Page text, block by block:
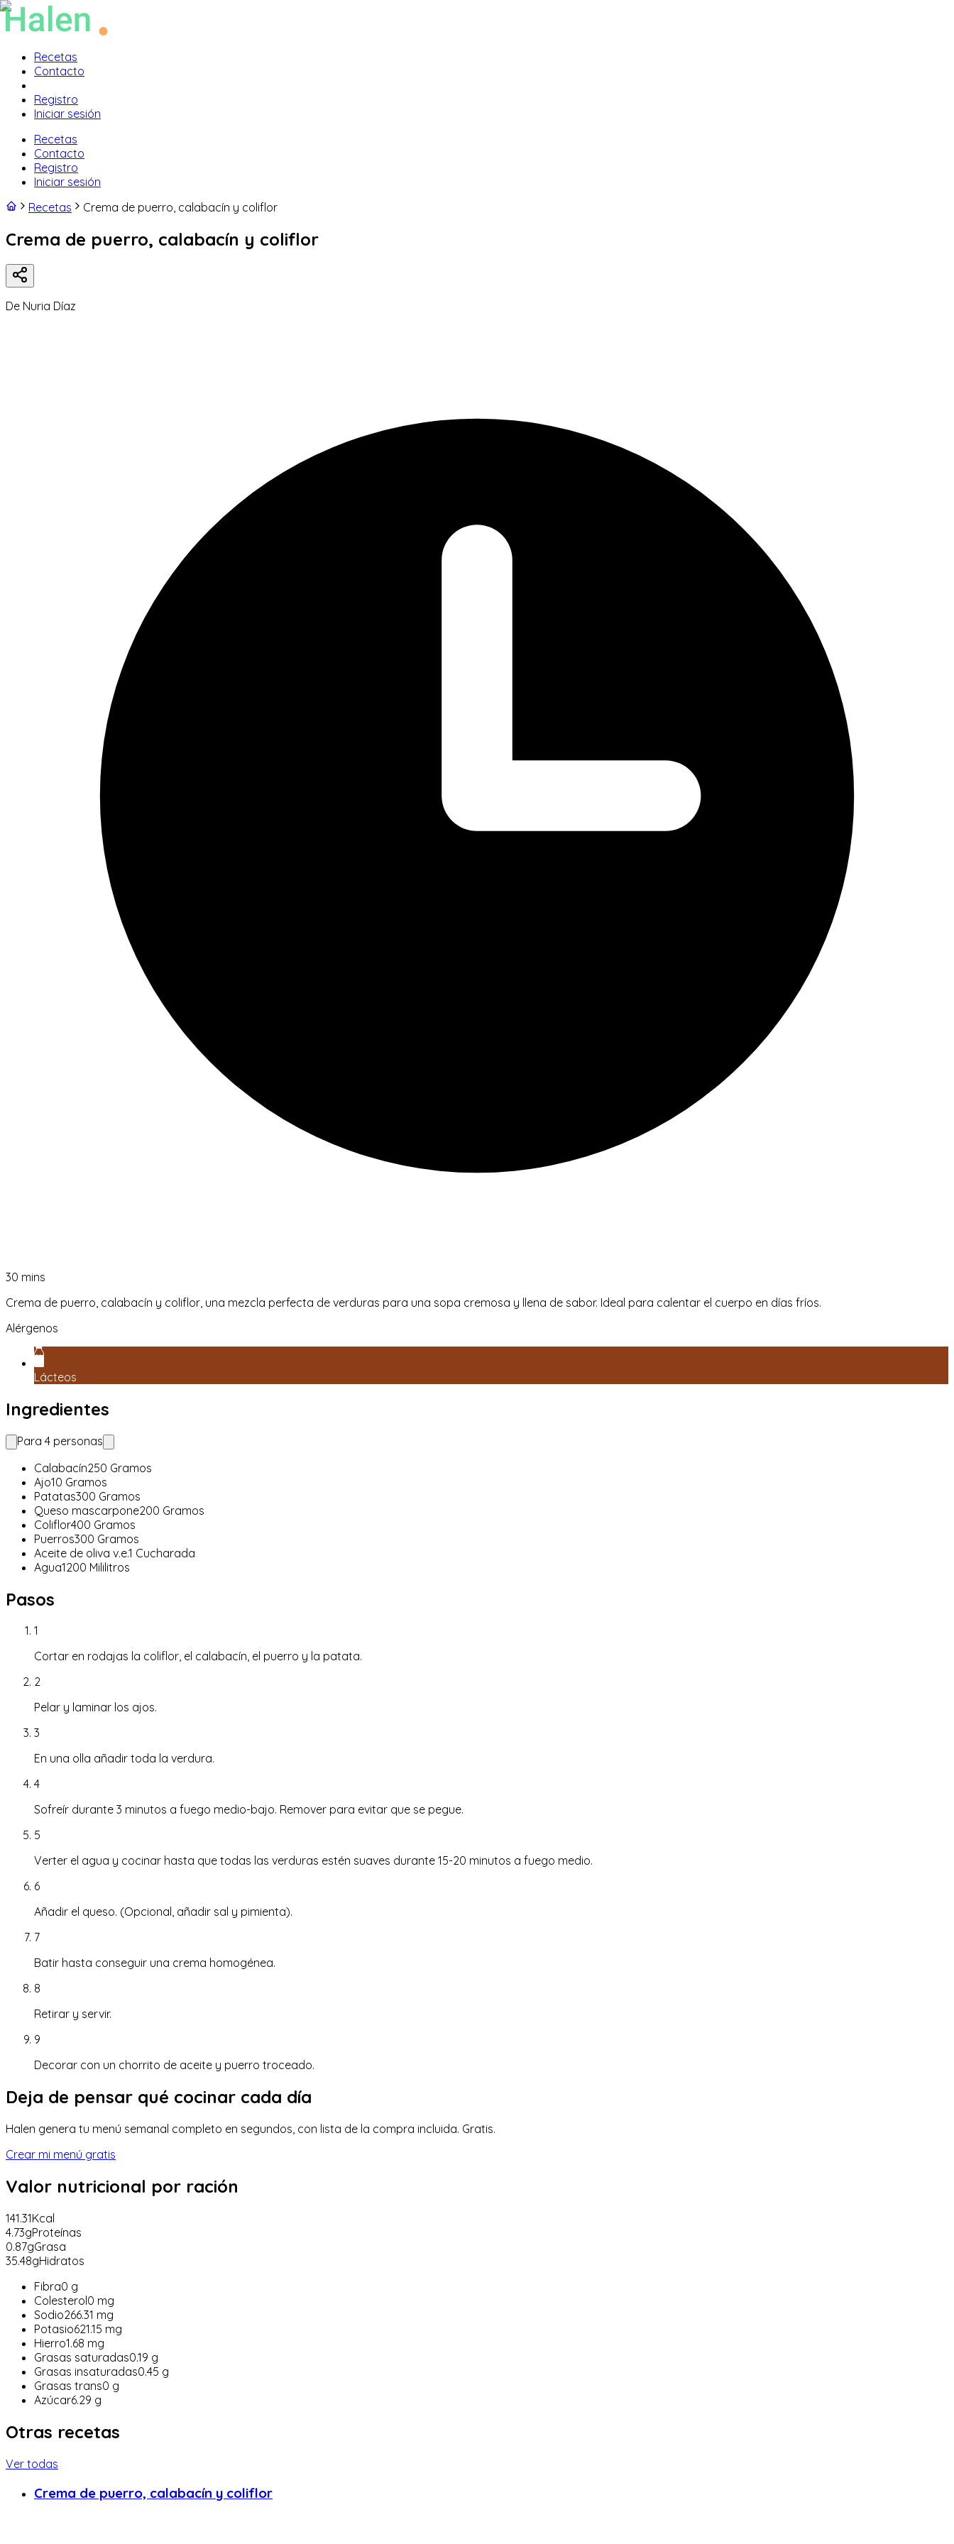
Recetas
Contacto
Registro
Iniciar sesión
Recetas
Contacto
Registro
Iniciar sesión
Recetas
Crema de puerro, calabacín y coliflor
Crema de puerro, calabacín y coliflor
De Nuria Díaz
30 mins
Crema de puerro, calabacín y coliflor, una mezcla perfecta de verduras para una sopa cremosa y llena de sabor. Ideal para calentar el cuerpo en días fríos.
Alérgenos
Lácteos
Ingredientes
Para 4 personas
Calabacín250 Gramos
Ajo10 Gramos
Patatas300 Gramos
Queso mascarpone200 Gramos
Coliflor400 Gramos
Puerros300 Gramos
Aceite de oliva v.e.1 Cucharada
Agua1200 Mililitros
Pasos
1
Cortar en rodajas la coliflor, el calabacín, el puerro y la patata.
2
Pelar y laminar los ajos.
3
En una olla añadir toda la verdura.
4
Sofreír durante 3 minutos a fuego medio-bajo. Remover para evitar que se pegue.
5
Verter el agua y cocinar hasta que todas las verduras estén suaves durante 15-20 minutos a fuego medio.
6
Añadir el queso. (Opcional, añadir sal y pimienta).
7
Batir hasta conseguir una crema homogénea.
8
Retirar y servir.
9
Decorar con un chorrito de aceite y puerro troceado.
Deja de pensar qué cocinar cada día
Halen genera tu menú semanal completo en segundos, con lista de la compra incluida. Gratis.
Crear mi menú gratis
Valor nutricional por ración
141.31Kcal
4.73gProteínas
0.87gGrasa
35.48gHidratos
Fibra0 g
Colesterol0 mg
Sodio266.31 mg
Potasio621.15 mg
Hierro1.68 mg
Grasas saturadas0.19 g
Grasas insaturadas0.45 g
Grasas trans0 g
Azúcar6.29 g
Otras recetas
Ver todas
Crema de puerro, calabacín y coliflor